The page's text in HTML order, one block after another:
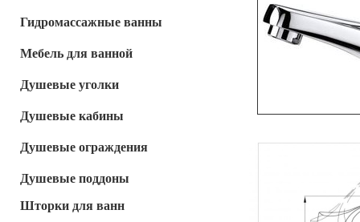
Гидромассажные ванны
Мебель для ванной
Душевые уголки
Душевые кабины
Душевые ограждения
Душевые поддоны
Шторки для ванн